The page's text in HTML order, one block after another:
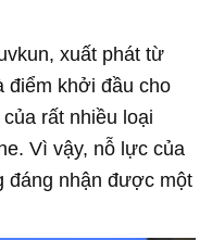
xuất phát từ
điểm khởi đầu cho
rất nhiều loại
Vì vậy, nỗ lực của
đáng nhận được một